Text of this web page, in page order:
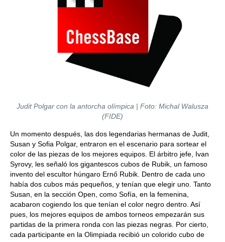
Judit Polgar con la antorcha olímpica | Foto: Michal Walusza
(FIDE)
Un momento después, las dos legendarias hermanas de Judit,
Susan y Sofia Polgar, entraron en el escenario para sortear el
color de las piezas de los mejores equipos. El árbitro jefe, Ivan
Syrovy, les señaló los gigantescos cubos de Rubik, un famoso
invento del escultor húngaro Ernő Rubik. Dentro de cada uno
había dos cubos más pequeños, y tenían que elegir uno. Tanto
Susan, en la sección Open, como Sofía, en la femenina,
acabaron cogiendo los que tenían el color negro dentro. Así
pues, los mejores equipos de ambos torneos empezarán sus
partidas de la primera ronda con las piezas negras. Por cierto,
cada participante en la Olimpiada recibió un colorido cubo de